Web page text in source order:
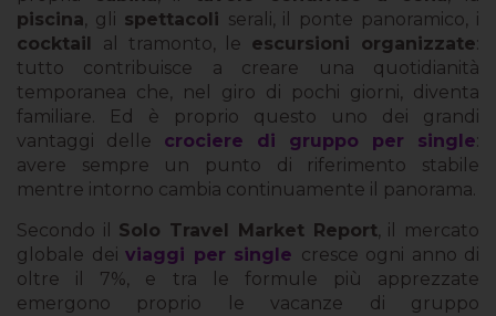
piscina, gli spettacoli serali, il ponte panoramico, i
cocktail al tramonto, le escursioni organizzate:
tutto contribuisce a creare una quotidianità
temporanea che, nel giro di pochi giorni, diventa
familiare. Ed è proprio questo uno dei grandi
vantaggi delle crociere di gruppo per single:
avere sempre un punto di riferimento stabile
mentre intorno cambia continuamente il panorama.
Secondo il Solo Travel Market Report, il mercato
globale dei viaggi per single cresce ogni anno di
oltre il 7%, e tra le formule più apprezzate
emergono proprio le vacanze di gruppo